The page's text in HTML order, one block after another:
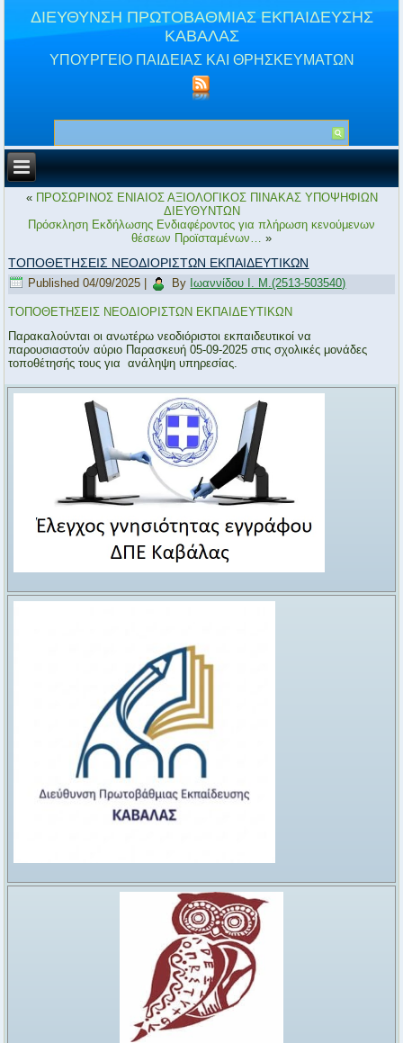
ΔΙΕΥΘΥΝΣΗ ΠΡΩΤΟΒΑΘΜΙΑΣ ΕΚΠΑΙΔΕΥΣΗΣ
ΚΑΒΑΛΑΣ
ΥΠΟΥΡΓΕΙΟ ΠΑΙΔΕΙΑΣ ΚΑΙ ΘΡΗΣΚΕΥΜΑΤΩΝ
« ΠΡΟΣΩΡΙΝΟΣ ΕΝΙΑΙΟΣ ΑΞΙΟΛΟΓΙΚΟΣ ΠΙΝΑΚΑΣ ΥΠΟΨΗΦΙΩΝ
ΔΙΕΥΘΥΝΤΩΝ
Πρόσκληση Εκδήλωσης Ενδιαφέροντος για πλήρωση κενούμενων
θέσεων Προϊσταμένων…
»
ΤΟΠΟΘΕΤΗΣΕΙΣ ΝΕΟΔΙΟΡΙΣΤΩΝ ΕΚΠΑΙΔΕΥΤΙΚΩΝ
Published 04/09/2025 By Ιωαννίδου Ι. Μ.(2513-503540)
ΤΟΠΟΘΕΤΗΣΕΙΣ ΝΕΟΔΙΟΡΙΣΤΩΝ ΕΚΠΑΙΔΕΥΤΙΚΩΝ
Παρακαλούνται οι ανωτέρω νεοδιόριστοι εκπαιδευτικοί να
παρουσιαστούν αύριο Παρασκευή 05-09-2025 στις σχολικές μονάδες
τοποθέτησής τους για ανάληψη υπηρεσίας.